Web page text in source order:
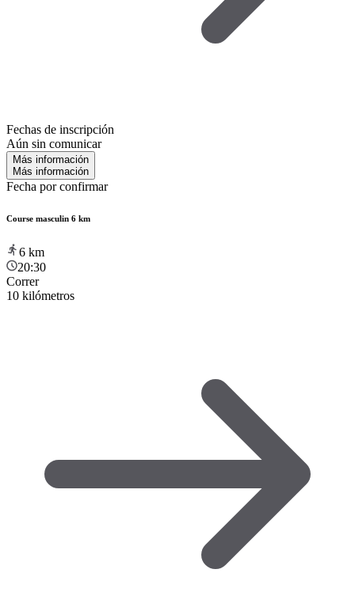
Fechas de inscripción
Aún sin comunicar
Más información
Más información
Fecha por confirmar
Course masculin 6 km
6 km
20:30
Correr
10 kilómetros